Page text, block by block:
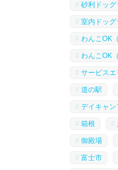
砂利ドッグ
室内ドッグ
わんこOK
わんこOK
サービスエ
道の駅
デイキャン
箱根
御殿場
富士市